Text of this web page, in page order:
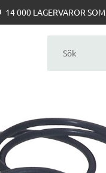
14 000 LAGERVAROR